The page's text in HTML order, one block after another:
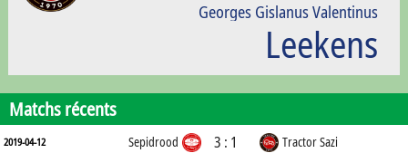
Georges Gislanus Valentinus
Leekens
Matchs récents
2019-04-12 Sepidrood 3 : 1 Tractor Sazi